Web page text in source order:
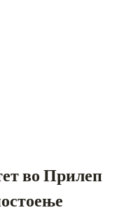
во Прилеп